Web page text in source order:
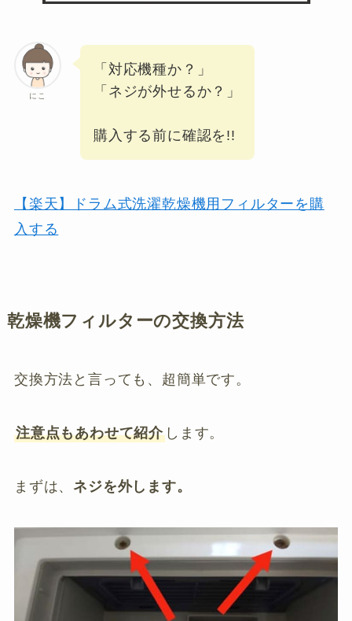
にこ
「対応機種か？」
「ネジが外せるか？」
購入する前に確認を!!
【楽天】ドラム式洗濯乾燥機用フィルターを購
入する
乾燥機フィルターの交換方法
交換方法と言っても、超簡単です。
注意点もあわせて紹介します。
まずは、 ネジを外します。